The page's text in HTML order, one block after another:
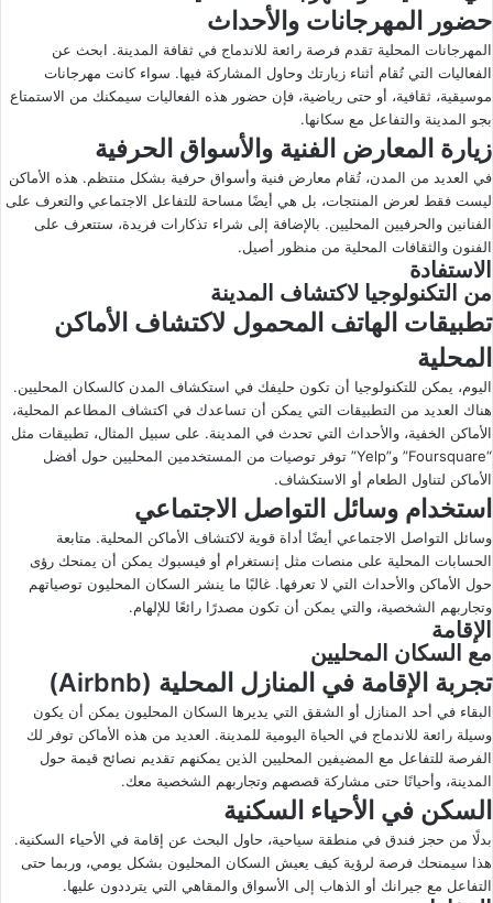
حضور المهرجانات والأحداث
المهرجانات المحلية تقدم فرصة رائعة للاندماج في ثقافة المدينة. ابحث عن
الفعاليات التي تُقام أثناء زيارتك وحاول المشاركة فيها. سواء كانت مهرجانات
موسيقية، ثقافية، أو حتى رياضية، فإن حضور هذه الفعاليات سيمكنك من الاستمتاع
بجو المدينة والتفاعل مع سكانها.
زيارة المعارض الفنية والأسواق الحرفية
في العديد من المدن، تُقام معارض فنية وأسواق حرفية بشكل منتظم. هذه الأماكن
ليست فقط لعرض المنتجات، بل هي أيضًا مساحة للتفاعل الاجتماعي والتعرف على
الفنانين والحرفيين المحليين. بالإضافة إلى شراء تذكارات فريدة، ستتعرف على
الفنون والثقافات المحلية من منظور أصيل.
الاستفادة
من التكنولوجيا لاكتشاف المدينة
تطبيقات الهاتف المحمول لاكتشاف الأماكن
المحلية
اليوم، يمكن للتكنولوجيا أن تكون حليفك في استكشاف المدن كالسكان المحليين.
هناك العديد من التطبيقات التي يمكن أن تساعدك في اكتشاف المطاعم المحلية،
الأماكن الخفية، والأحداث التي تحدث في المدينة. على سبيل المثال، تطبيقات مثل
“Foursquare” و”Yelp” توفر توصيات من المستخدمين المحليين حول أفضل
الأماكن لتناول الطعام أو الاستكشاف.
استخدام وسائل التواصل الاجتماعي
وسائل التواصل الاجتماعي أيضًا أداة قوية لاكتشاف الأماكن المحلية. متابعة
الحسابات المحلية على منصات مثل إنستغرام أو فيسبوك يمكن أن يمنحك رؤى
حول الأماكن والأحداث التي لا تعرفها. غالبًا ما ينشر السكان المحليون توصياتهم
وتجاربهم الشخصية، والتي يمكن أن تكون مصدرًا رائعًا للإلهام.
الإقامة
مع السكان المحليين
تجربة الإقامة في المنازل المحلية (Airbnb)
البقاء في أحد المنازل أو الشقق التي يديرها السكان المحليون يمكن أن يكون
وسيلة رائعة للاندماج في الحياة اليومية للمدينة. العديد من هذه الأماكن توفر لك
الفرصة للتفاعل مع المضيفين المحليين الذين يمكنهم تقديم نصائح قيمة حول
المدينة، وأحيانًا حتى مشاركة قصصهم وتجاربهم الشخصية معك.
السكن في الأحياء السكنية
بدلًا من حجز فندق في منطقة سياحية، حاول البحث عن إقامة في الأحياء السكنية.
هذا سيمنحك فرصة لرؤية كيف يعيش السكان المحليون بشكل يومي، وربما حتى
التفاعل مع جيرانك أو الذهاب إلى الأسواق والمقاهي التي يترددون عليها.